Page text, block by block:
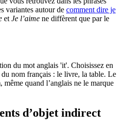
variantes autour de comment dire je
et Je l’aime ne diffèrent que par le
du mot anglais 'it'. Choisissez en
nom français : le livre, la table. Le
quand l’anglais ne le marque
d’objet indirect